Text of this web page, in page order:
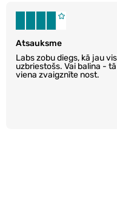
Atsauksme
Labs zobu diegs, kā jau
uzbriestošs. Vai balina -
viena zvaigznīte nost.